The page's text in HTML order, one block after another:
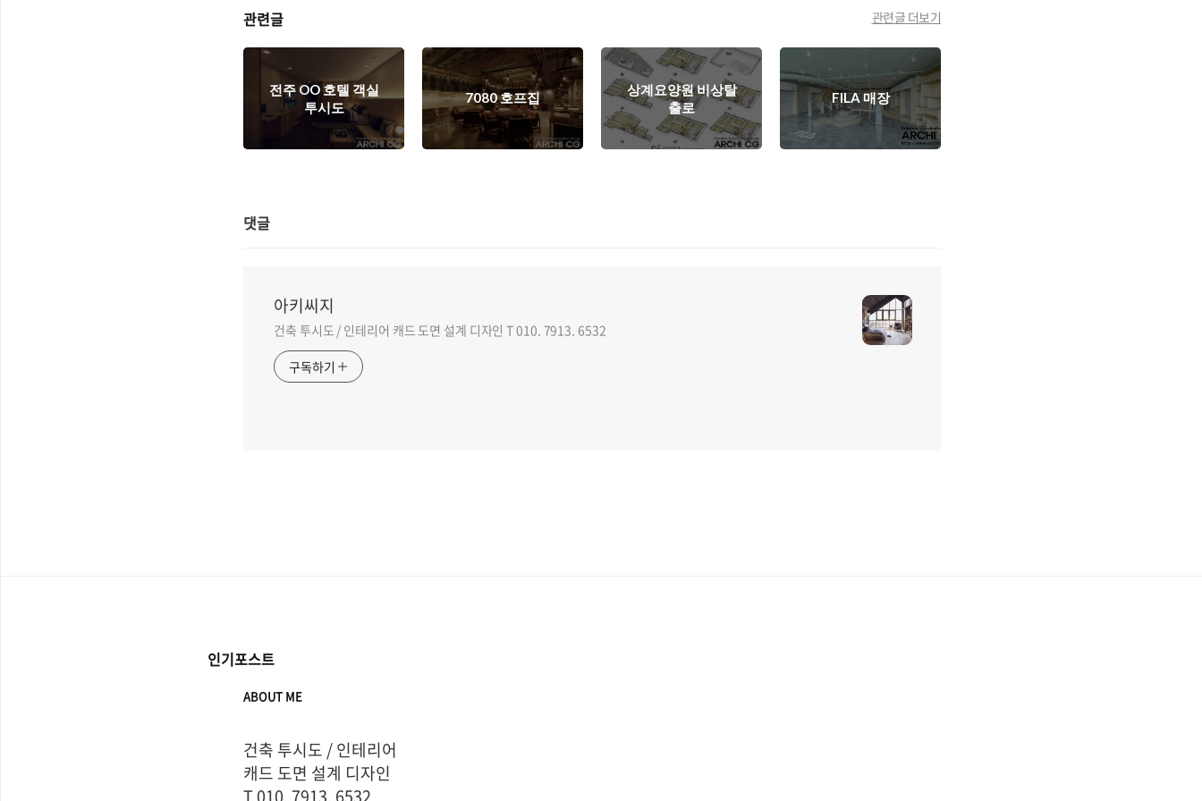
관련글 관련글 더보기
전주 OO 호텔 객실
투시도
7080 호프집
상계요양원 비상탈
출로
FILA 매장
댓글
아키씨지
건축 투시도 / 인테리어 캐드 도면 설계 디자인 T 010. 7913. 6532
구독하기
인기포스트
ABOUT ME
건축 투시도 / 인테리어
캐드 도면 설계 디자인
T 010. 7913. 6532